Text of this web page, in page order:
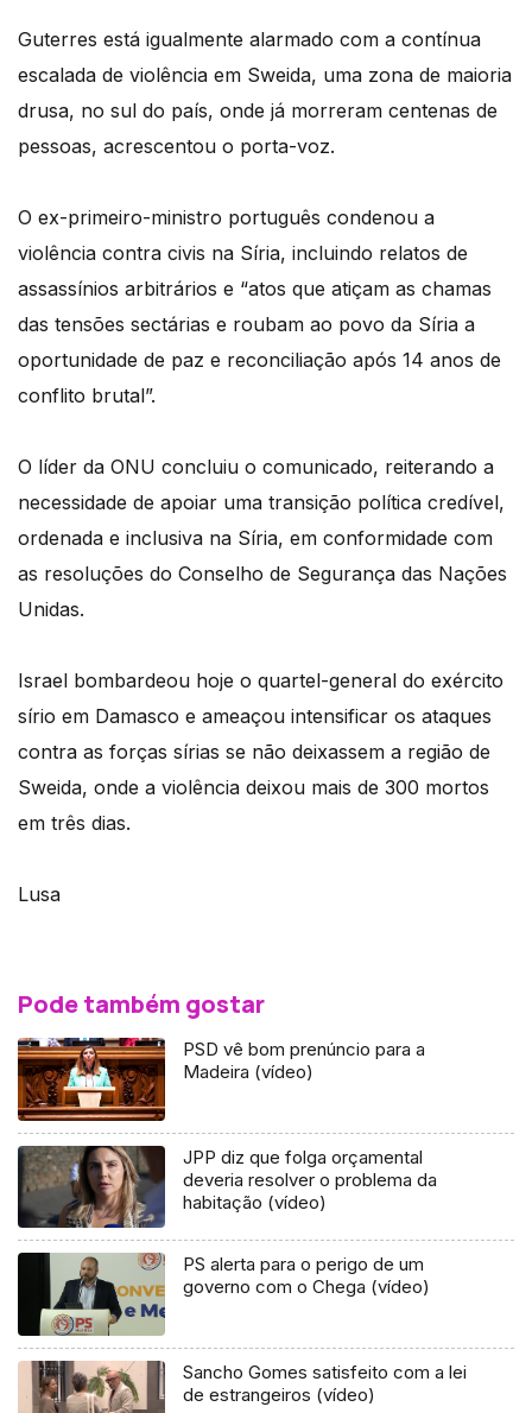
Guterres está igualmente alarmado com a contínua
escalada de violência em Sweida, uma zona de maioria
drusa, no sul do país, onde já morreram centenas de
pessoas, acrescentou o porta-voz.
O ex-primeiro-ministro português condenou a
violência contra civis na Síria, incluindo relatos de
assassínios arbitrários e “atos que atiçam as chamas
das tensões sectárias e roubam ao povo da Síria a
oportunidade de paz e reconciliação após 14 anos de
conflito brutal”.
O líder da ONU concluiu o comunicado, reiterando a
necessidade de apoiar uma transição política credível,
ordenada e inclusiva na Síria, em conformidade com
as resoluções do Conselho de Segurança das Nações
Unidas.
Israel bombardeou hoje o quartel-general do exército
sírio em Damasco e ameaçou intensificar os ataques
contra as forças sírias se não deixassem a região de
Sweida, onde a violência deixou mais de 300 mortos
em três dias.
Lusa
Pode também gostar
PSD vê bom prenúncio para a
Madeira (vídeo)
JPP diz que folga orçamental
deveria resolver o problema da
habitação (vídeo)
PS alerta para o perigo de um
governo com o Chega (vídeo)
Sancho Gomes satisfeito com a lei
de estrangeiros (vídeo)